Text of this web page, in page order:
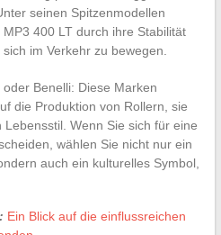
seinen Spitzenmodellen
400 LT durch ihre Stabilität
im Verkehr zu bewegen.
Benelli: Diese Marken
die Produktion von Rollern, sie
Wenn Sie sich für eine
wählen Sie nicht nur ein
auch ein kulturelles Symbol,
Ein Blick auf die einflussreichen